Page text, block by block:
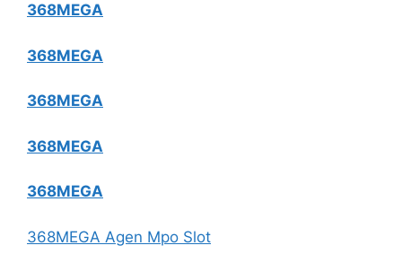
368MEGA
368MEGA
368MEGA
368MEGA
368MEGA
368MEGA Agen Mpo Slot